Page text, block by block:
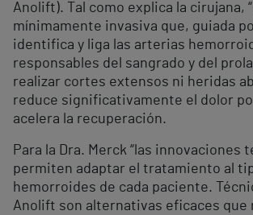
Anolift). Tal como explica la cirujana,
mínimamente invasiva que, guiada
identifica y liga las arterias
responsables del sangrado y del
realizar cortes extensos ni heridas
reduce significativamente el dolor
acelera la recuperación.
Para la Dra. Merck “las innovaciones
permiten adaptar el tratamiento al
hemorroides de cada paciente.
Anolift son alternativas eficaces que